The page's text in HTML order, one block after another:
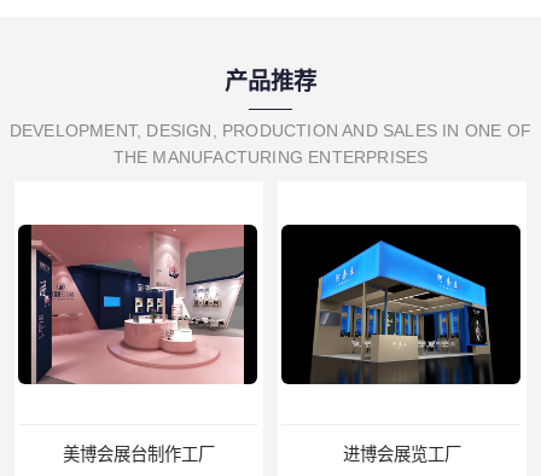
产品推荐
DEVELOPMENT, DESIGN, PRODUCTION AND SALES IN ONE OF
THE MANUFACTURING ENTERPRISES
进博会展览工厂 家具展搭建工厂